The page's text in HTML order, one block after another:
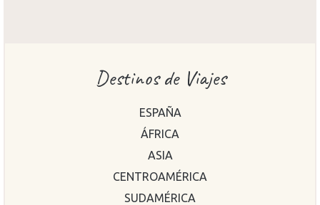
Destinos de Viajes
ESPAÑA
ÁFRICA
ASIA
CENTROAMÉRICA
SUDAMÉRICA